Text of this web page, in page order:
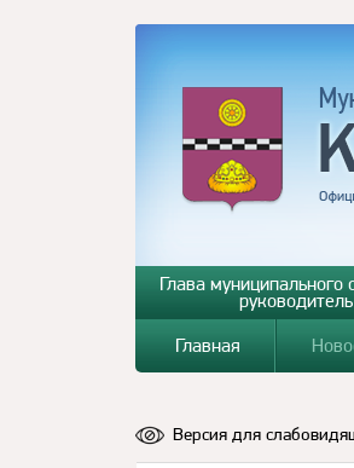
Глава муниципального
Главная
Версия для